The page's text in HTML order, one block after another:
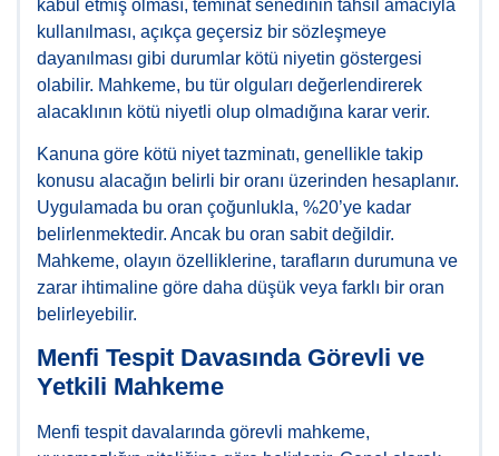
kabul etmiş olması, teminat senedinin tahsil amacıyla
kullanılması, açıkça geçersiz bir sözleşmeye
dayanılması gibi durumlar kötü niyetin göstergesi
olabilir. Mahkeme, bu tür olguları değerlendirerek
alacaklının kötü niyetli olup olmadığına karar verir.
Kanuna göre kötü niyet tazminatı, genellikle takip
konusu alacağın belirli bir oranı üzerinden hesaplanır.
Uygulamada bu oran çoğunlukla, %20’ye kadar
belirlenmektedir. Ancak bu oran sabit değildir.
Mahkeme, olayın özelliklerine, tarafların durumuna ve
zarar ihtimaline göre daha düşük veya farklı bir oran
belirleyebilir.
Menfi Tespit Davasında Görevli ve
Yetkili Mahkeme
Menfi tespit davalarında görevli mahkeme,